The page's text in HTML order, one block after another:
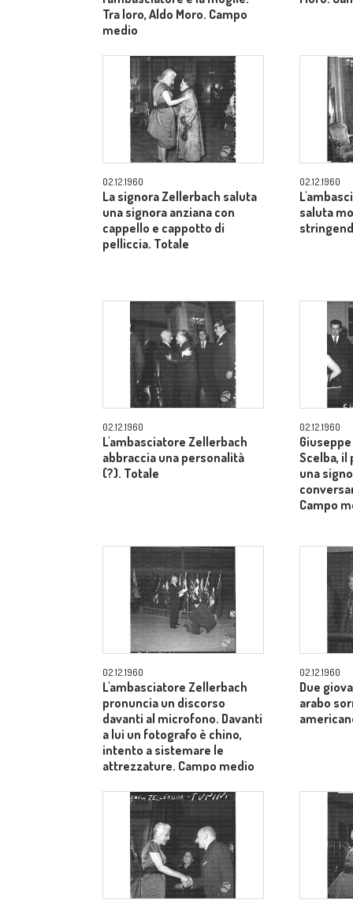
Tra loro, Aldo Moro. Campo
medio
02.12.1960
La signora Zellerbach saluta
una signora anziana con
cappello e cappotto di
pelliccia. Totale
02.12.1960
saluta
02.12.1960
L'ambasciatore Zellerbach
abbraccia una personalità
(?). Totale
02.12.1960
Scelba,
una
Campo
02.12.1960
L'ambasciatore Zellerbach
pronuncia un discorso
davanti al microfono. Davanti
a lui un fotografo è chino,
intento a sistemare le
attrezzature. Campo medio
02.12.1960
Due
arabo